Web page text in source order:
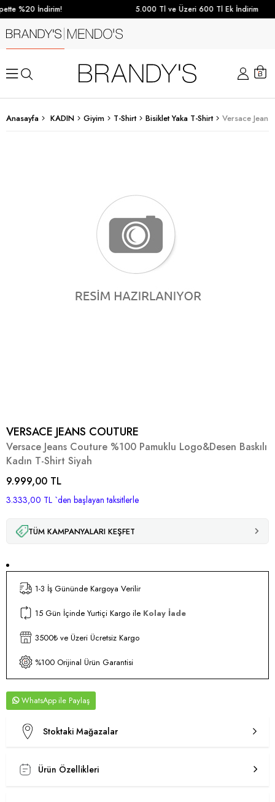
%20 İndirim! 5.000 Tl ve Üzeri 600 Tl Ek İndirim
Anasayfa KADIN Giyim T-Shirt Bisiklet Yaka T-Shirt
VERSACE JEANS COUTURE
Versace Jeans Couture %100 Pamuklu Logo&Desen Baskılı
Kadın T-Shirt Siyah
9.999,00 TL
3.333,00 TL `den başlayan taksitlerle
TÜM KAMPANYALARI KEŞFET
1-3 İş Gününde Kargoya Verilir
15 Gün İçinde Yurtiçi Kargo ile Kolay İade
3500₺ ve Üzeri Ücretsiz Kargo
%100 Orijinal Ürün Garantisi
WhatsApp
Stoktaki Mağazalar
Ürün Özellikleri